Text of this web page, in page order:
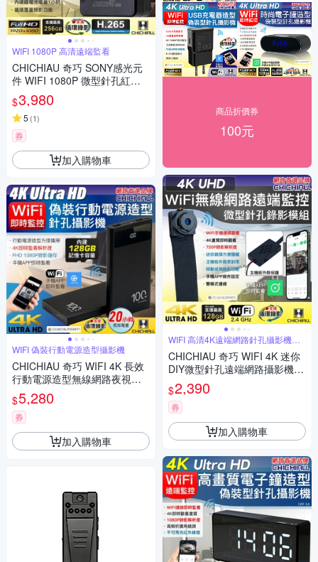
WIFI 1080P 高清遠端監看
CHICHIAU 奇巧 SONY感光元
件 WIFI 1080P 微型針孔紅外
線夜視遠端網路攝影機 X3
$3,980
5 (1)
券
加入購物車
WIFI 偽裝行動電源造型攝影機
CHICHIAU 奇巧 WIFI 4K 長效
行動電源造型無線網路夜視微
型針孔攝影機(128G) S100 影
音記錄器
$5,280
券
加入購物車
商品折價券
100元
WIFI 高清4K遠端網路針孔攝影機模
CHICHIAU 奇巧 WIFI 4K 迷你
DIY微型針孔遠端網路攝影機帶
殼錄影模組
$2,390
券
加入購物車